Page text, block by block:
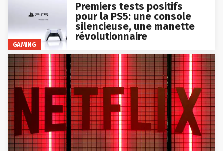
GAMING
Premiers tests positifs
pour la PS5: une console
silencieuse, une manette
révolutionnaire